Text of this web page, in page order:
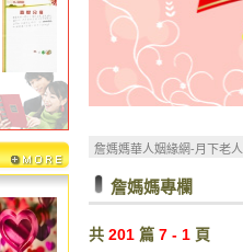
詹媽媽華人姻緣網-月下老
詹媽媽專欄
共 201 篇 7 - 1 頁